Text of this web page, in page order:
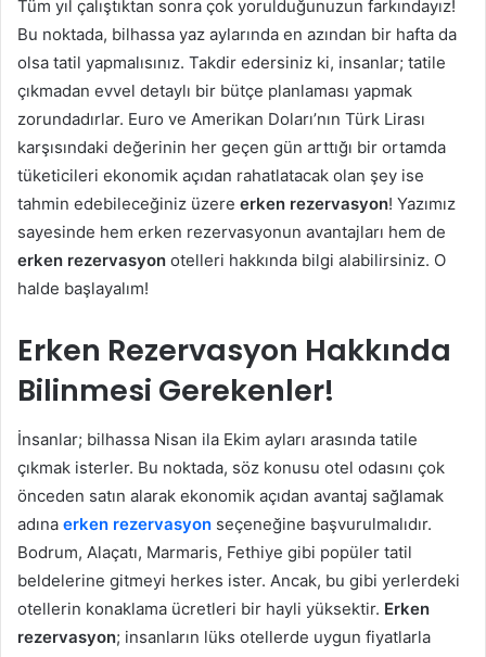
Tüm yıl çalıştıktan sonra çok yorulduğunuzun farkındayız!
Bu noktada, bilhassa yaz aylarında en azından bir hafta da
olsa tatil yapmalısınız. Takdir edersiniz ki, insanlar; tatile
çıkmadan evvel detaylı bir bütçe planlaması yapmak
zorundadırlar. Euro ve Amerikan Doları’nın Türk Lirası
karşısındaki değerinin her geçen gün arttığı bir ortamda
tüketicileri ekonomik açıdan rahatlatacak olan şey ise
tahmin edebileceğiniz üzere erken rezervasyon! Yazımız
sayesinde hem erken rezervasyonun avantajları hem de
erken rezervasyon otelleri hakkında bilgi alabilirsiniz. O
halde başlayalım!
Erken Rezervasyon Hakkında
Bilinmesi Gerekenler!
İnsanlar; bilhassa Nisan ila Ekim ayları arasında tatile
çıkmak isterler. Bu noktada, söz konusu otel odasını çok
önceden satın alarak ekonomik açıdan avantaj sağlamak
adına erken rezervasyon seçeneğine başvurulmalıdır.
Bodrum, Alaçatı, Marmaris, Fethiye gibi popüler tatil
beldelerine gitmeyi herkes ister. Ancak, bu gibi yerlerdeki
otellerin konaklama ücretleri bir hayli yüksektir. Erken
rezervasyon; insanların lüks otellerde uygun fiyatlarla